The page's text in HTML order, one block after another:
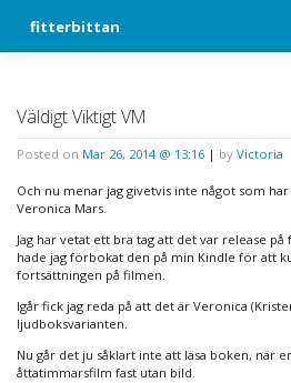
fitterbittan
Väldigt Viktigt VM
Posted on Mar 26, 2014 @ 13:16 | by Victoria
Och nu menar jag givetvis inte något som
Veronica Mars.
Jag har vetat ett bra tag att det var release
hade jag förbokat den på min Kindle för att
fortsättningen på filmen.
Igår fick jag reda på att det är Veronica
ljudboksvarianten.
Nu går det ju såklart inte att läsa boken, när
åttatimmarsfilm fast utan bild.